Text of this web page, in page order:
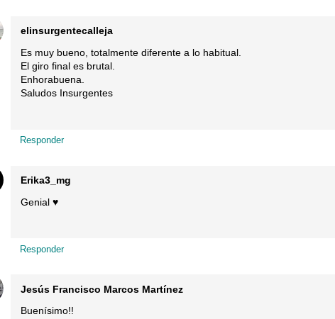
elinsurgentecalleja
Es muy bueno, totalmente diferente a lo habitual.
El giro final es brutal.
Enhorabuena.
Saludos Insurgentes
Responder
Erika3_mg
Genial ♥️
Responder
Jesús Francisco Marcos Martínez
Buenísimo!!